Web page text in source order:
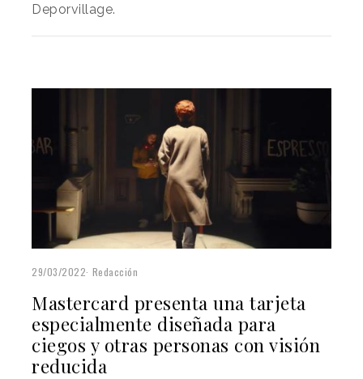
Deporvillage.
29/03/2022 Redacción
Mastercard presenta una tarjeta
especialmente diseñada para
ciegos y otras personas con visión
reducida